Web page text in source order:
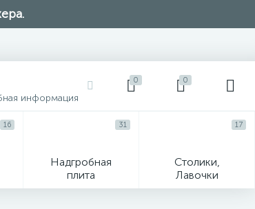
информация
0 0
16
Надгробная
плита
31
Столики,
Лавочки
17